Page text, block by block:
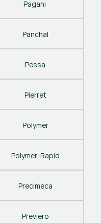
Pagani
Panchal
Pessa
Pierret
Polymer
Polymer-Rapid
Precimeca
Previero